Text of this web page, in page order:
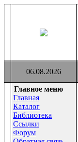
06.08.2026
Главное меню
Главная
Каталог
Библиотека
Ссылки
Форум